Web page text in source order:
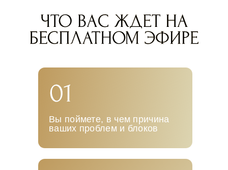
Вы поймете, в чем причина
ваших проблем и блоков